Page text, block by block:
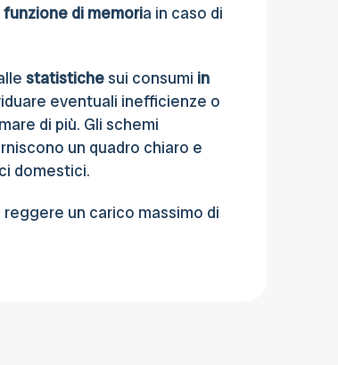
funzione di memoria in caso di
statistichesui consumi in
eventuali inefficienze o
di più. Gli schemi
un quadro chiaro e
domestici.
reggere un carico massimo di